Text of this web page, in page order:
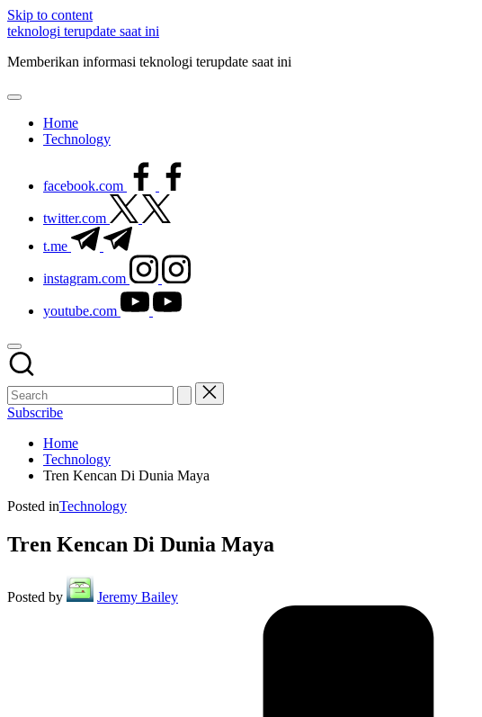
Skip to content
teknologi terupdate saat ini
Memberikan informasi teknologi terupdate saat ini
Home
Technology
facebook.com
twitter.com
t.me
instagram.com
youtube.com
Subscribe
Home
Technology
Tren Kencan Di Dunia Maya
Posted inTechnology
Tren Kencan Di Dunia Maya
Posted by Jeremy Bailey